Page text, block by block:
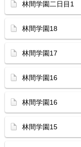
林間学園二日目1
林間学園18
林間学園17
林間学園16
林間学園16
林間学園15